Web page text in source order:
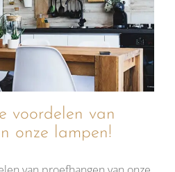
voordelen van
onze lampen!